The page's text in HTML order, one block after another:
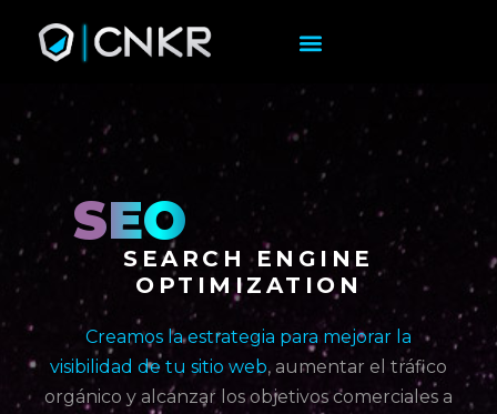
SEO
SEARCH ENGINE
OPTIMIZATION
Creamos la estrategia para mejorar la
visibilidad de tu sitio web, aumentar el tráfico
orgánico y alcanzar los objetivos comerciales a